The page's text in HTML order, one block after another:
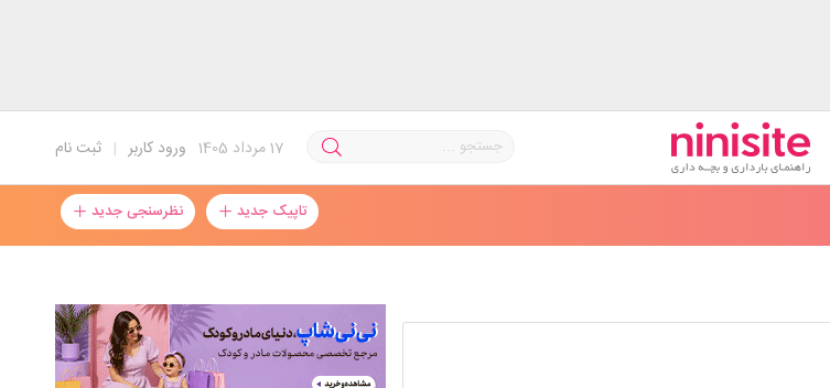
ثبت نام | ورود کاربر 17مرداد 1405
تاپیک جدید نظرسنجی جدید